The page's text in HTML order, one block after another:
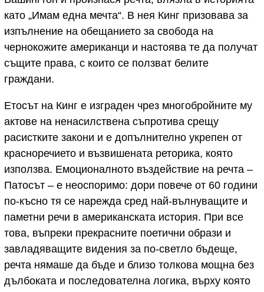
като „Имам една мечта“. В нея Кинг призовава за
изпълнение на обещанието за свобода на
чернокожите американци и настоява те да получат
същите права, с които се ползват белите
граждани.
Етосът на Кинг е изграден чрез многобройните му
актове на ненасилствена съпротива срещу
расистките закони и е допълнително укрепен от
красноречието и възвишената реторика, която
използва. Емоционалното въздействие на речта –
Патосът – е неоспоримо: дори повече от 60 години
по-късно тя се нарежда сред най-вълнуващите и
паметни речи в американската история. При все
това, въпреки прекрасните поетични образи и
завладяващите видения за по-светло бъдеще,
речта нямаше да бъде и близо толкова мощна без
дълбоката и последователна логика, върху която